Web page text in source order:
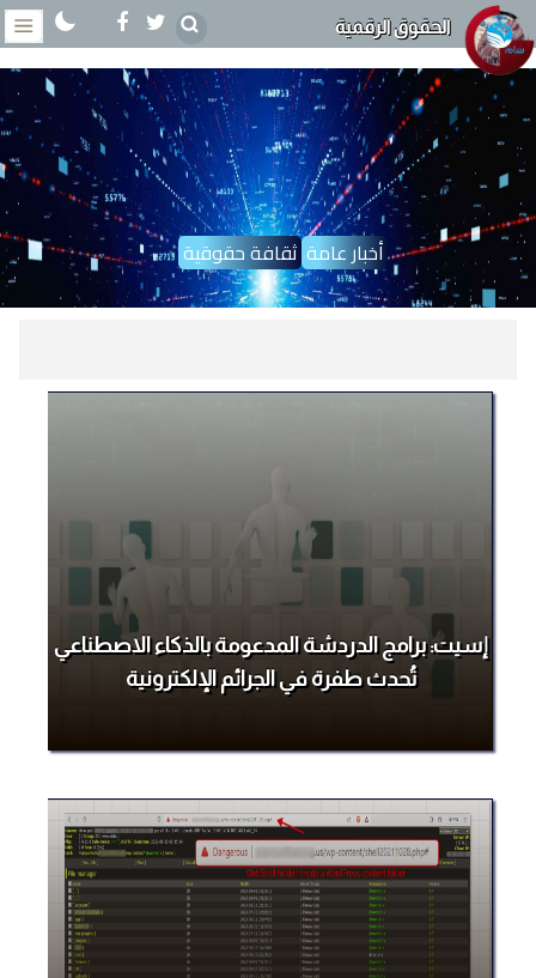
الحقوق الرقمية
ثقافة حقوقية أخبار عامة
إسيت: برامج الدردشة المدعومة بالذكاء الاصطناعي
تُحدث طفرة في الجرائم الإلكترونية